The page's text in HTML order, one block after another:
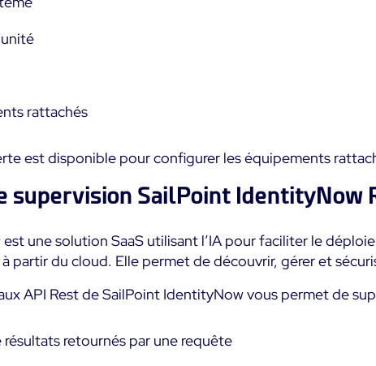
rattachés
est disponible pour configurer les équipements
supervision SailPoint IdentityNow
une solution SaaS utilisant l’IA pour faciliter le
partir du cloud. Elle permet de découvrir, gérer et
API Rest de SailPoint IdentityNow vous permet de
résultats retournés par une requête